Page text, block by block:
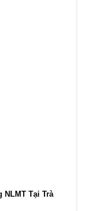
NLMT Tại Trà